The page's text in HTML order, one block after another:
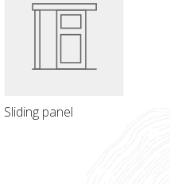
Sliding panel